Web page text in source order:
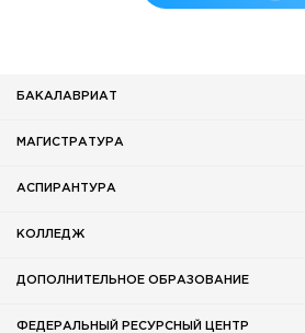
БАКАЛАВРИАТ
МАГИСТРАТУРА
АСПИРАНТУРА
КОЛЛЕДЖ
ДОПОЛНИТЕЛЬНОЕ ОБРАЗОВАНИЕ
ФЕДЕРАЛЬНЫЙ РЕСУРСНЫЙ ЦЕНТР